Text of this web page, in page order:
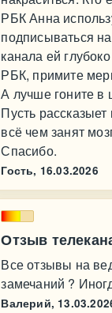
РБК Анна
подписываться
канала ей
РБК, примите
А лучше гоните в
Пусть
всё чем занят
Спасибо.
Гость, 16.03.2026
Отзыв
Все отзывы на
замечаний ?
Валерий,